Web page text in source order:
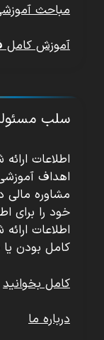
مباحث
آموزش کامل
سلب
اطلاعات
اهداف
مشاوره مالی
خود را برای
اطلاعات
کامل بودن
کامل بخوانید
درباره ما